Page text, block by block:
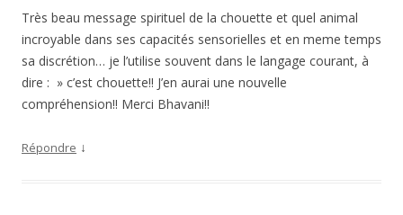
Très beau message spirituel de la chouette et quel animal
incroyable dans ses capacités sensorielles et en meme temps
sa discrétion… je l’utilise souvent dans le langage courant, à
dire : » c’est chouette!! J’en aurai une nouvelle
compréhension!! Merci Bhavani!!
Répondre ↓